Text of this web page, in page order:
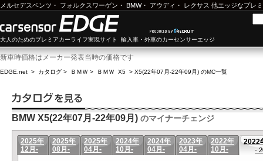
メルセデスベンツ ・ フォルクスワーゲン ・ BMW・ アウディ ・ レクサス 他エッジなプレ
大人のためのプレミアカーライフ実現サイト 輸入車・外車のカーセンサーエッジ
新車時価格はメーカー発表当時の価格です
EDGE.net > カタログ > ＢＭＷ > ＢＭＷ X5 > X5(22年07月-22年09月) のMC一覧
BMW X5(22年07月-22年09月) のマイナーチェンジ
2025年
12月-
2025年
08月-
2025年
04月-
2024年
10月-
2024年
04月-
2023年
04月-
2022年
10月-
2022
-